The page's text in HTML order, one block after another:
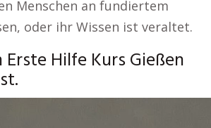
Menschen an fundiertem
oder ihr Wissen ist veraltet.
Hilfe Kurs Gießen